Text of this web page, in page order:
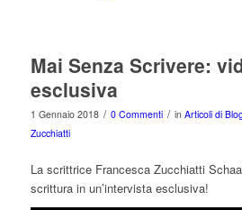
Mai Senza Scrivere:
esclusiva
1 Gennaio 2018 / 0 Commenti / in Articoli di
Zucchiatti
La scrittrice Francesca Zucchiatti
scrittura in un’intervista esclusiva!